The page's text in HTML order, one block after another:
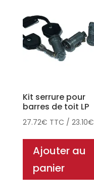
Kit serrure pour
barres de toit LP
27.72€ TTC / 23.10€
Ajouter au
panier